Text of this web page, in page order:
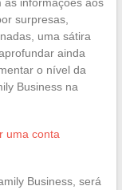
surpresas,
uma sátira
ainda
o nível da
Business na
uma conta
Business, será